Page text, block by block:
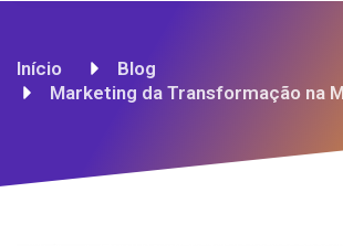
Início
Blog
Marketing da Transformação na